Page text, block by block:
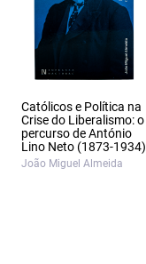
Católicos e Política na
Crise do Liberalismo: o
percurso de António
Lino Neto (1873‑1934)
João Miguel Almeida